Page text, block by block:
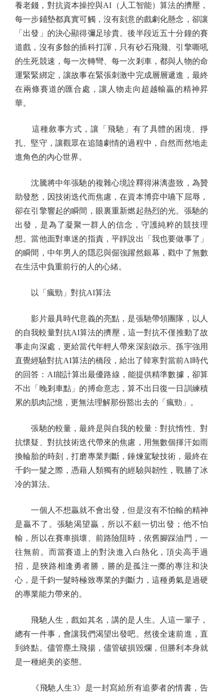
養老錢，對抗資本操控與AI（人工智能）算法的擠壓，
每一步鋪墊都真實可觸，沒有刻意的戲劇化懸念，卻讓
「出發」的決心顯得彌足珍貴。後半段近五十分鐘的賽
道戲，沒有多餘的插科打諢，只有砂石飛濺、引擎嘶吼
的生死競速，每一次轉彎、每一次剎車，都與人物的命
運緊緊綁定，讓故事在緊張刺激中完成層層遞進，最終
在兩條賽道的匯合處，讓人物走向超越輸贏的精神昇
華。
這種敘事方式，讓「飛馳」有了具體的困境、掙
扎、堅守，讓觀眾在追隨劇情的過程中，自然而然地走
進角色的內心世界。
沈騰將中年張馳的複雜心境詮釋得淋漓盡致，為贊
助發愁，因技術迭代而焦慮，在資本博弈中嚥下屈辱，
卻在引擎響起的瞬間，眼裏重新燃起熱烈的光。張馳的
出發，是為了凝聚一群人的信念，守護純粹的競技理
想。當他面對車迷的指責，平靜說出「我也要做事了」
的瞬間，中年男人的隱忍與倔強躍然銀幕，戳中了無數
在生活中負重前行的人的心緒。
以「瘋勁」對抗AI算法
影片最具時代意義的亮點，是張馳帶領團隊，以人
的自我較量對抗AI算法的擠壓，這一對抗不僅推動了故
事走向深處，更給當代年輕人帶來深刻啟示。孫宇強用
直覺經驗對抗AI算法的橋段，給出了韓寒對當前AI時代
的回答：AI能計算出最優路線，能提供精準數據，卻算
不出「晚剎車點」的搏命意志，算不出日復一日訓練積
累的肌肉記憶，更無法理解那份豁出去的「瘋勁」。
張馳的較量，最終是與自我的較量：對抗惰性、對
抗懷疑、對抗技術迭代帶來的焦慮，用無數個揮汗如雨
換輪胎的時刻，打磨專業判斷，錘煉駕駛技術，最終在
千鈞一髮之際，憑藉人類獨有的經驗與韌性，戰勝了冰
冷的算法。
一個人不想贏就不會出發，但是沒有不怕輸的精神
是贏不了。張馳渴望贏，所以不顧一切出發；他不怕
輸，所以在賽車損壞、前路險阻時，依舊腳踩油門，一
往無前。而當賽道上的對決進入白熱化，頂尖高手過
招，是狹路相逢勇者勝，勝的是孤注一擲的專注和決
心，是千鈞一髮時極致專業的判斷力，這種勇氣是過硬
的專業能力帶來的。
飛馳人生，戲如其名，講的是人生。人這一輩子，
總有一件事，會讓我們渴望出發吧。然後全速前進，直
到終點。儘管塵土飛揚，儘管破損毀爛，但勝利本身就
是一種絕美的姿態。
《飛馳人生3》是一封寫給所有追夢者的情書，告